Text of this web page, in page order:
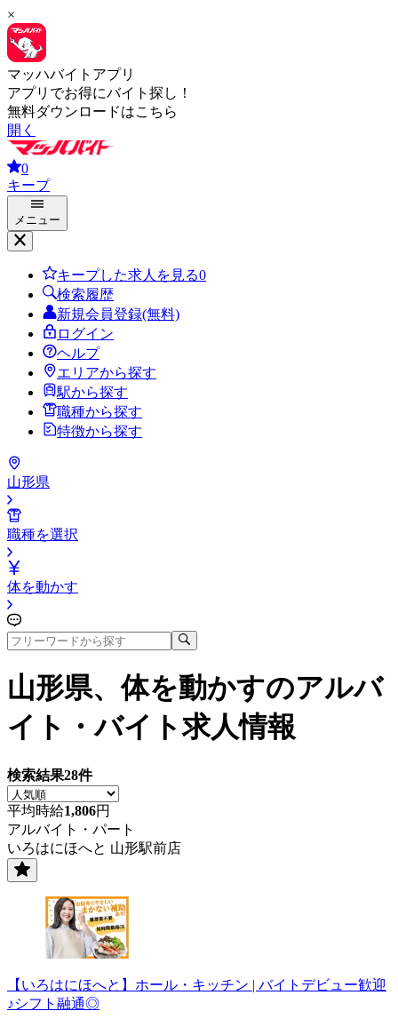
×
マッハバイトアプリ
アプリでお得にバイト探し！
無料ダウンロードはこちら
開く
0
キープ
メニュー
キープした求人を見る0
検索履歴
新規会員登録(無料)
ログイン
ヘルプ
エリアから探す
駅から探す
職種から探す
特徴から探す
山形県
職種を選択
体を動かす
山形県、体を動かすのアルバ
イト・バイト求人情報
検索結果28件
平均時給1,806円
アルバイト・パート
いろはにほへと 山形駅前店
【いろはにほへと】ホール・キッチン | バイトデビュー歓迎
♪シフト融通◎